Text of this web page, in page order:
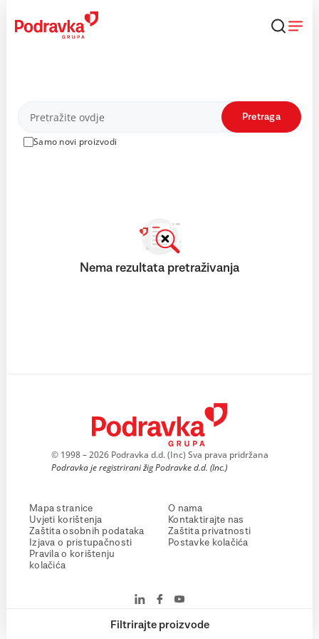
content
Proizvodi
Samo novi proizvodi
Pretraga
Filtrirajte proizvode
Nema rezultata pretraživanja
© 1998 – 2026 Podravka d.d. (Inc) Sva prava pridržana
Podravka je registrirani žig Podravke d.d. (Inc.)
Mapa stranice
Uvjeti korištenja
Zaštita osobnih podataka
Izjava o pristupačnosti
Pravila o korištenju
kolačića
O nama
Kontaktirajte nas
Zaštita privatnosti
Postavke kolačića